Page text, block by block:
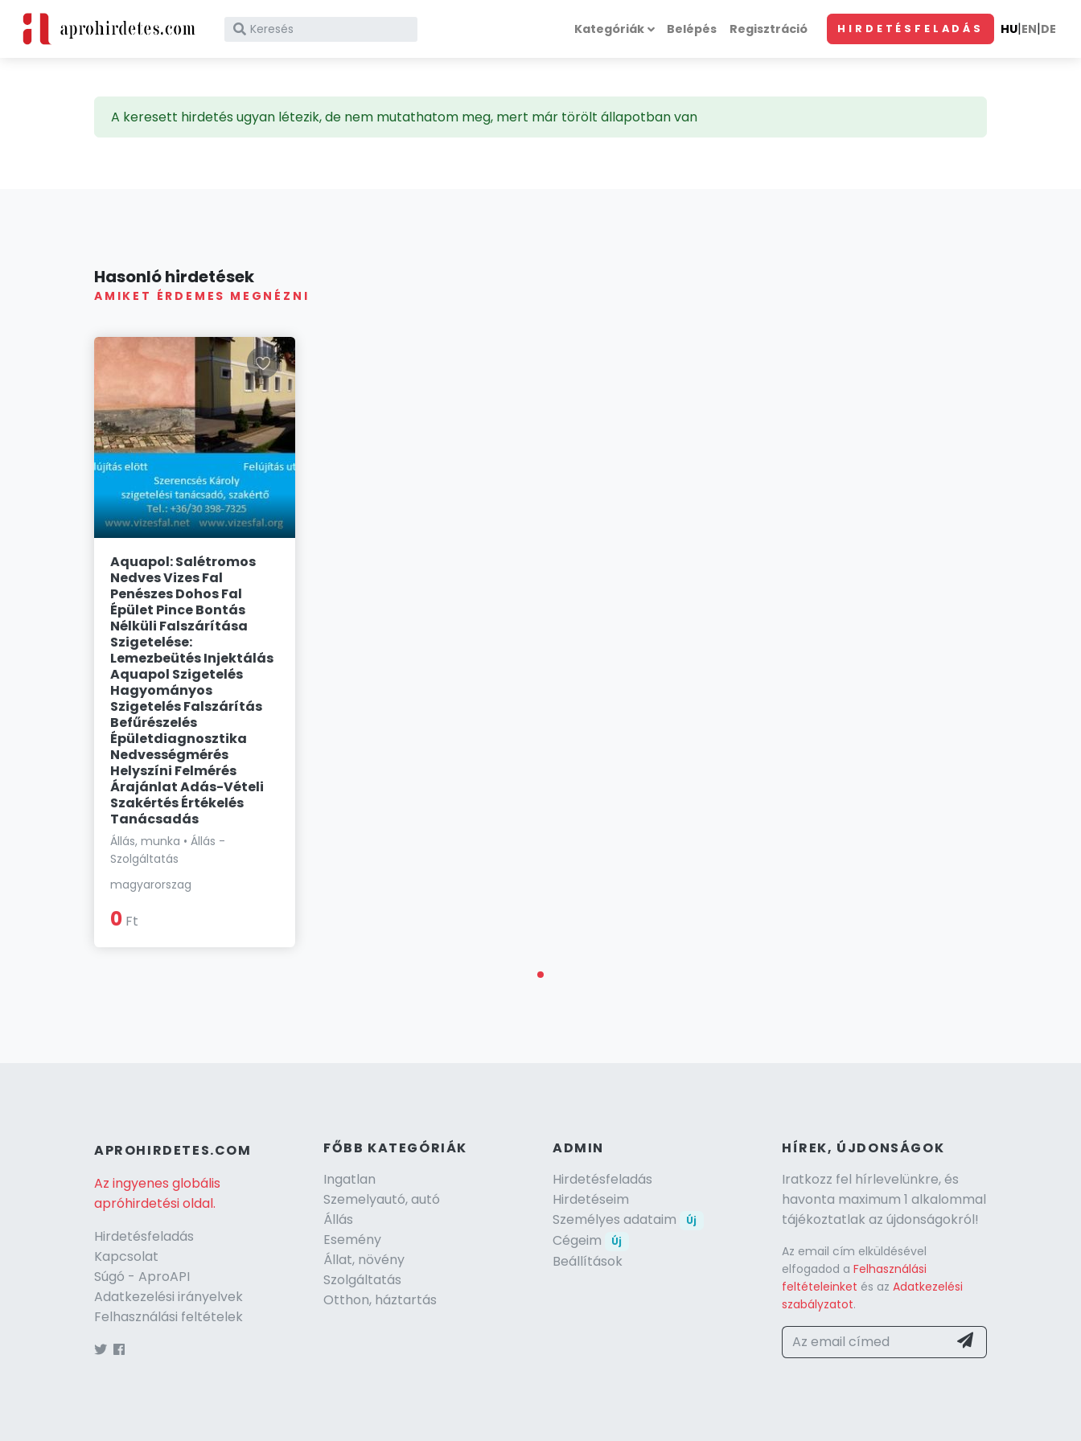
Mit vennél ma? Kategóriák Belépés Regisztráció HIRDETÉSFELADÁS HU|EN|DE
A keresett hirdetés ugyan létezik, de nem mutathatom meg, mert már törölt állapotban van
Hasonló hirdetések
AMIKET ÉRDEMES MEGNÉZNI
Aquapol: Salétromos
Nedves Vizes Fal
Penészes Dohos Fal
Épület Pince Bontás
Nélküli Falszárítása
Szigetelése:
Lemezbeütés Injektálás
Aquapol Szigetelés
Hagyományos
Szigetelés Falszárítás
Befűrészelés
Épületdiagnosztika
Nedvességmérés
Helyszíni Felmérés
Árajánlat Adás-Vételi
Szakértés Értékelés
Tanácsadás
Állás, munka • Állás -
Szolgáltatás
magyarorszag
0 Ft
APROHIRDETES.COM
Az ingyenes globális
apróhirdetési oldal.
Hirdetésfeladás
Kapcsolat
Súgó - AproAPI
Adatkezelési irányelvek
Felhasználási feltételek
FŐBB KATEGÓRIÁK
Ingatlan
Szemelyautó, autó
Állás
Esemény
Állat, növény
Szolgáltatás
Otthon, háztartás
ADMIN
Hirdetésfeladás
Hirdetéseim
Személyes adataim
Új
Cégeim Új
Beállítások
HÍREK, ÚJDONSÁGOK
Iratkozz fel hírlevelünkre, és
havonta maximum 1 alkalommal
tájékoztatlak az újdonságokról!
Az email cím elküldésével
elfogadod a Felhasználási
feltételeinket és az Adatkezelési
szabályzatot.